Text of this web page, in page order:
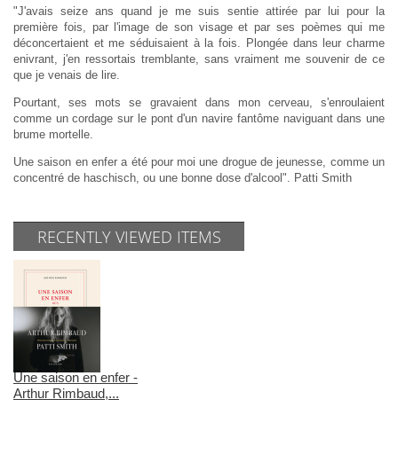
"J'avais seize ans quand je me suis sentie attirée par lui pour la
première fois, par l'image de son visage et par ses poèmes qui me
déconcertaient et me séduisaient à la fois. Plongée dans leur charme
enivrant, j'en ressortais tremblante, sans vraiment me souvenir de ce
que je venais de lire.
Pourtant, ses mots se gravaient dans mon cerveau, s'enroulaient
comme un cordage sur le pont d'un navire fantôme naviguant dans une
brume mortelle.
Une saison en enfer a été pour moi une drogue de jeunesse, comme un
concentré de haschisch, ou une bonne dose d'alcool". Patti Smith
RECENTLY VIEWED ITEMS
Une saison en enfer -
Arthur Rimbaud,...